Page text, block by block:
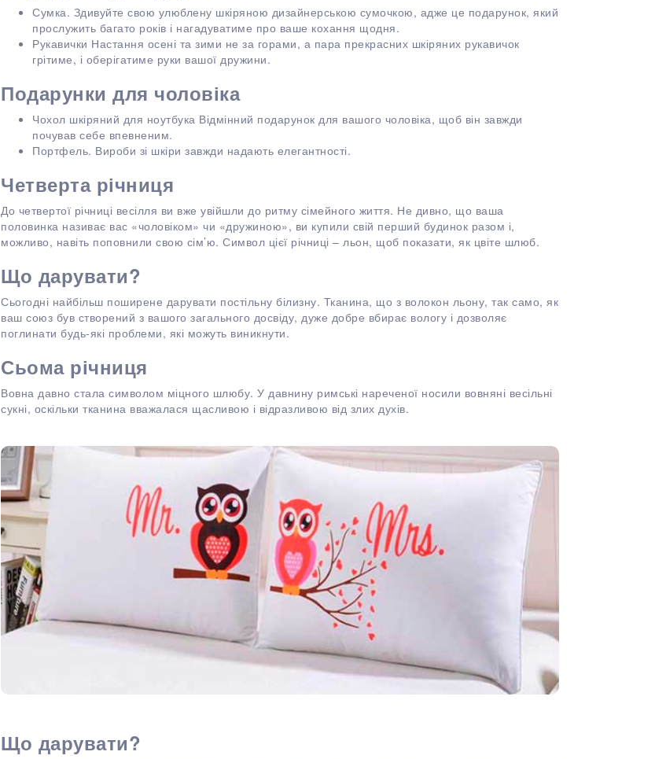
Сумка. Здивуйте свою улюблену шкіряною дизайнерською сумочкою, адже це подарунок, який
прослужить багато років і нагадуватиме про ваше кохання щодня.
Рукавички Настання осені та зими не за горами, а пара прекрасних шкіряних рукавичок
грітиме, і оберігатиме руки вашої дружини.
Подарунки для чоловіка
Чохол шкіряний для ноутбука Відмінний подарунок для вашого чоловіка, щоб він завжди
почував себе впевненим.
Портфель. Вироби зі шкіри завжди надають елегантності.
Четверта річниця
До четвертої річниці весілля ви вже увійшли до ритму сімейного життя. Не дивно, що ваша
половинка називає вас «чоловіком» чи «дружиною», ви купили свій перший будинок разом і,
можливо, навіть поповнили свою сім’ю. Символ цієї річниці – льон, щоб показати, як цвіте шлюб.
Що дарувати?
Сьогодні найбільш поширене дарувати постільну білизну. Тканина, що з волокон льону, так само, як
ваш союз був створений з вашого загального досвіду, дуже добре вбирає вологу і дозволяє
поглинати будь-які проблеми, які можуть виникнути.
Сьома річниця
Вовна давно стала символом міцного шлюбу. У давнину римські нареченої носили вовняні весільні
сукні, оскільки тканина вважалася щасливою і відразливою від злих духів.
Що дарувати?